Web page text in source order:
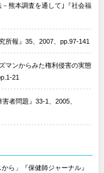
熊本調査を通して｣『社会福
所報』35、2007、pp.97-141
マンからみた権利侵害の実態
21
者問題』33-1、2005、
ら」『保健師ジャーナル』